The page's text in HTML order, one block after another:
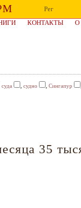
Рег
КОНТАКТЫ
О
суда , судно , Сингапур
35